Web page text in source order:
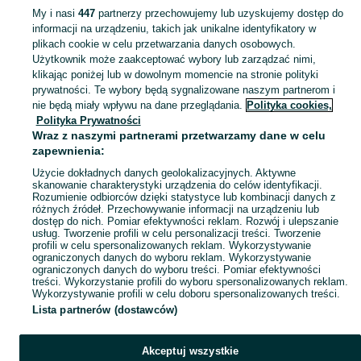
KATEGORIA
Sprzedaż drzwi zewnętrznych Ilkowice ▶️ Szeroki wybór modeli, marek i wymiarów ✅ Nowe i używane w atrakcyjnych cenach ✌ Kupuj i sprzedawaj na OLX.pl! Zobacz
Mapa kategorii
Mapa miejscowości
Mapa ministron
Popularne wyszukiwania
My i nasi 447partnerzy przechowujemy lub uzyskujemy dostęp do
informacji na urządzeniu, takich jak unikalne identyfikatory w
plikach cookie w celu przetwarzania danych osobowych.
Użytkownik może zaakceptować wybory lub zarządzać nimi,
klikając poniżej lub w dowolnym momencie na stronie polityki
prywatności. Te wybory będą sygnalizowane naszym partnerom i
nie będą miały wpływu na dane przeglądania. Polityka cookies,
Polityka Prywatności
Wraz z naszymi partnerami przetwarzamy dane w celu
zapewnienia:
Użycie dokładnych danych geolokalizacyjnych. Aktywne
skanowanie charakterystyki urządzenia do celów identyfikacji.
Rozumienie odbiorców dzięki statystyce lub kombinacji danych z
różnych źródeł. Przechowywanie informacji na urządzeniu lub
dostęp do nich. Pomiar efektywności reklam. Rozwój i ulepszanie
usług. Tworzenie profili w celu personalizacji treści. Tworzenie
profili w celu spersonalizowanych reklam. Wykorzystywanie
ograniczonych danych do wyboru reklam. Wykorzystywanie
ograniczonych danych do wyboru treści. Pomiar efektywności
treści. Wykorzystanie profili do wyboru spersonalizowanych reklam.
Wykorzystywanie profili w celu doboru spersonalizowanych treści.
Lista partnerów (dostawców)
Akceptuj wszystkie